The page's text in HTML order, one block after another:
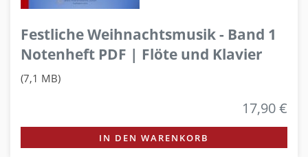
Festliche Weihnachtsmusik - Band 1
Notenheft PDF | Flöte und Klavier
(7,1 MB)
17,90 €
IN DEN WARENKORB